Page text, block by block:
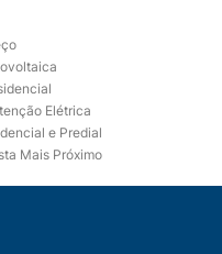
Elétrica
e Predial
Mais Próximo